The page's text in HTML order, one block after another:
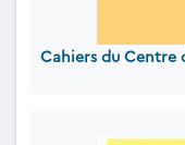
Cahiers du Centre